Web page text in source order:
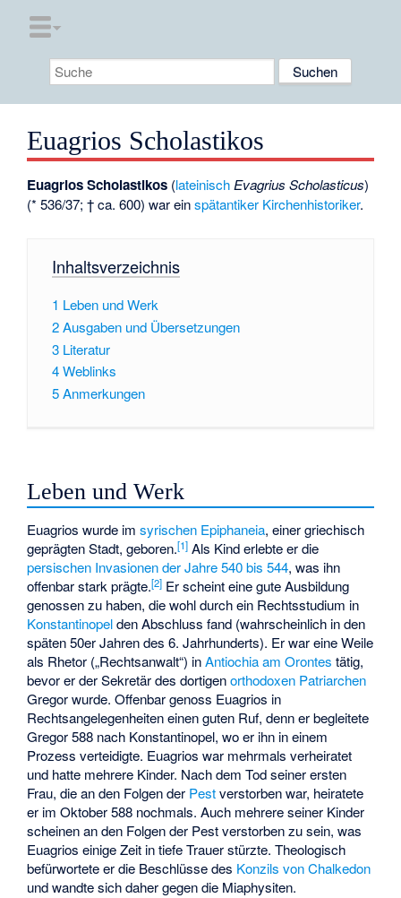
Euagrios Scholastikos
Euagrios Scholastikos (lateinisch Evagrius Scholasticus)
(* 536/37; † ca. 600) war einspätantiker Kirchenhistoriker.
Inhaltsverzeichnis
1 Leben und Werk
2Ausgaben und Übersetzungen
3 Literatur
4Weblinks
5Anmerkungen
Leben und Werk
Euagrios wurde imsyrischen Epiphaneia, einer griechisch
geprägten Stadt, geboren.[1] Als Kind erlebte er die
persischen Invasionen der Jahre 540 bis 544, was ihn
offenbar stark prägte.[2] Er scheint eine gute Ausbildung
genossen zu haben, die wohl durch ein Rechtsstudium in
Konstantinopelden Abschluss fand (wahrscheinlich in den
späten 50er Jahren des 6. Jahrhunderts). Er war eine Weile
als Rhetor („Rechtsanwalt“) inAntiochia am Orontes tätig,
bevor er der Sekretär des dortigenorthodoxen Patriarchen
Gregorwurde. Offenbar genoss Euagrios in
Rechtsangelegenheiten einen guten Ruf, denn er begleitete
Gregor 588 nach Konstantinopel, wo er ihn in einem
Prozess verteidigte. Euagrios war mehrmals verheiratet
und hatte mehrere Kinder. Nach dem Tod seiner ersten
Frau, die an den Folgen der Pestverstorben war, heiratete
er im Oktober 588 nochmals. Auch mehrere seiner Kinder
scheinen an den Folgen der Pest verstorben zu sein, was
Euagrios einige Zeit in tiefe Trauer stürzte. Theologisch
befürwortete er die Beschlüsse des Konzils von Chalkedon
und wandte sich daher gegen die Miaphysiten.